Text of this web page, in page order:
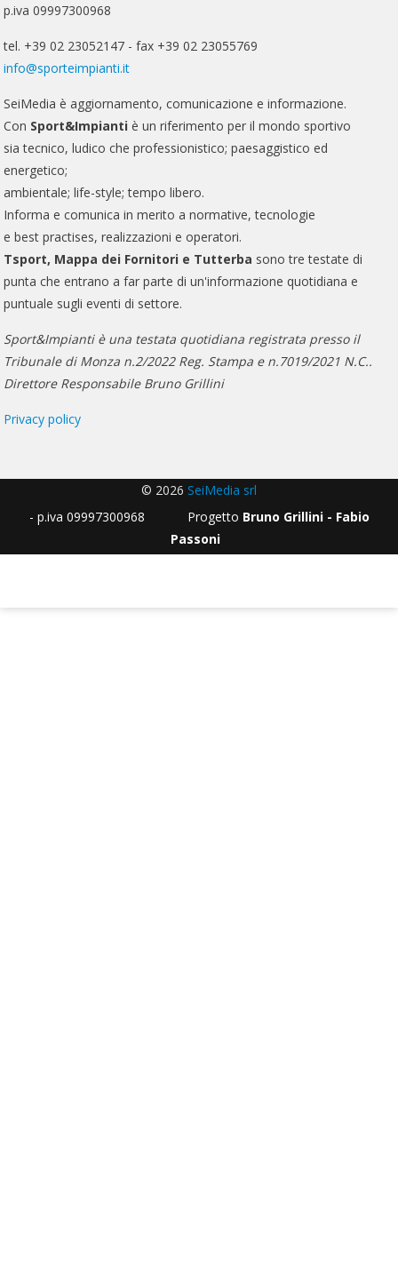
p.iva 09997300968
tel. +39 02 23052147 - fax +39 02 23055769
info@sporteimpianti.it
SeiMedia è aggiornamento, comunicazione e informazione.
Con Sport&Impianti è un riferimento per il mondo sportivo
sia tecnico, ludico che professionistico; paesaggistico ed
energetico;
ambientale; life-style; tempo libero.
Informa e comunica in merito a normative, tecnologie
e best practises, realizzazioni e operatori.
Tsport, Mappa dei Fornitori e Tutterba sono tre testate di
punta che entrano a far parte di un'informazione quotidiana e
puntuale sugli eventi di settore.
Sport&Impianti è una testata quotidiana registrata presso il
Tribunale di Monza n.2/2022 Reg. Stampa e n.7019/2021 N.C..
Direttore Responsabile Bruno Grillini
Privacy policy
© 2026 SeiMedia srl
- p.iva 09997300968 Progetto Bruno Grillini - Fabio
Passoni